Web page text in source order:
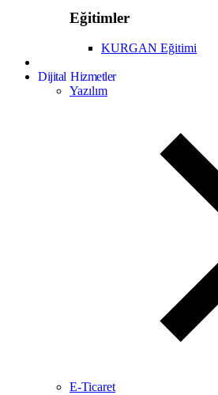
Eğitimler
KURGAN Eğitimi
Dijital Hizmetler
Yazılım
E-Ticaret